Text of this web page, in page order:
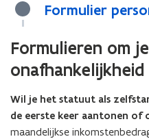
Formulier
Formulieren om
Wil je het statuut als
de eerste keer aantonen of
maandelijkse